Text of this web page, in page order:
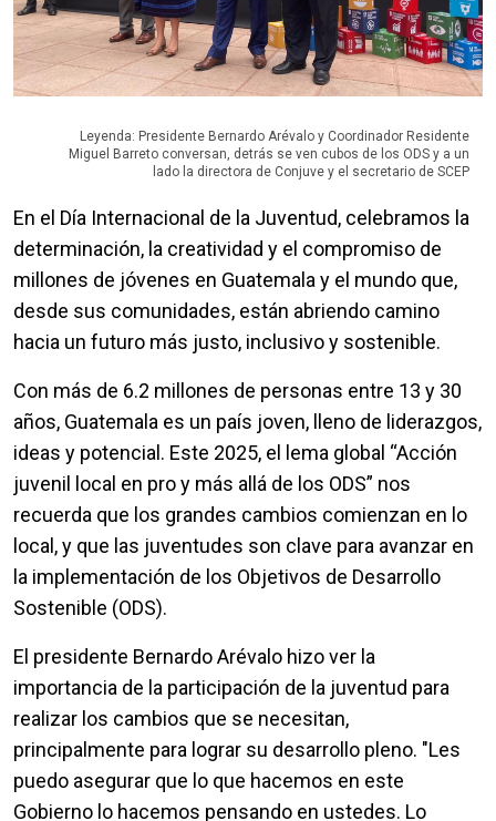
Leyenda: Presidente Bernardo Arévalo y Coordinador Residente
Miguel Barreto conversan, detrás se ven cubos de los ODS y a un
lado la directora de Conjuve y el secretario de SCEP
En el Día Internacional de la Juventud, celebramos la
determinación, la creatividad y el compromiso de
millones de jóvenes en Guatemala y el mundo que,
desde sus comunidades, están abriendo camino
hacia un futuro más justo, inclusivo y sostenible.
​​Con más de 6.2 millones de personas entre 13 y 30
años, Guatemala es un país joven, lleno de liderazgos,
ideas y potencial. Este 2025, el lema global “Acción
juvenil local en pro y más allá de los ODS” nos
recuerda que los grandes cambios comienzan en lo
local, y que las juventudes son clave para avanzar en
la implementación de los Objetivos de Desarrollo
Sostenible (ODS).
El presidente Bernardo Arévalo hizo ver la
importancia de la participación de la juventud para
realizar los cambios que se necesitan,
principalmente para lograr su desarrollo pleno. "Les
puedo asegurar que lo que hacemos en este
Gobierno lo hacemos pensando en ustedes. Lo